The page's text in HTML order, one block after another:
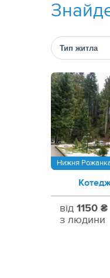
Тип житла
Нижня
від 1150 ₴
з людини